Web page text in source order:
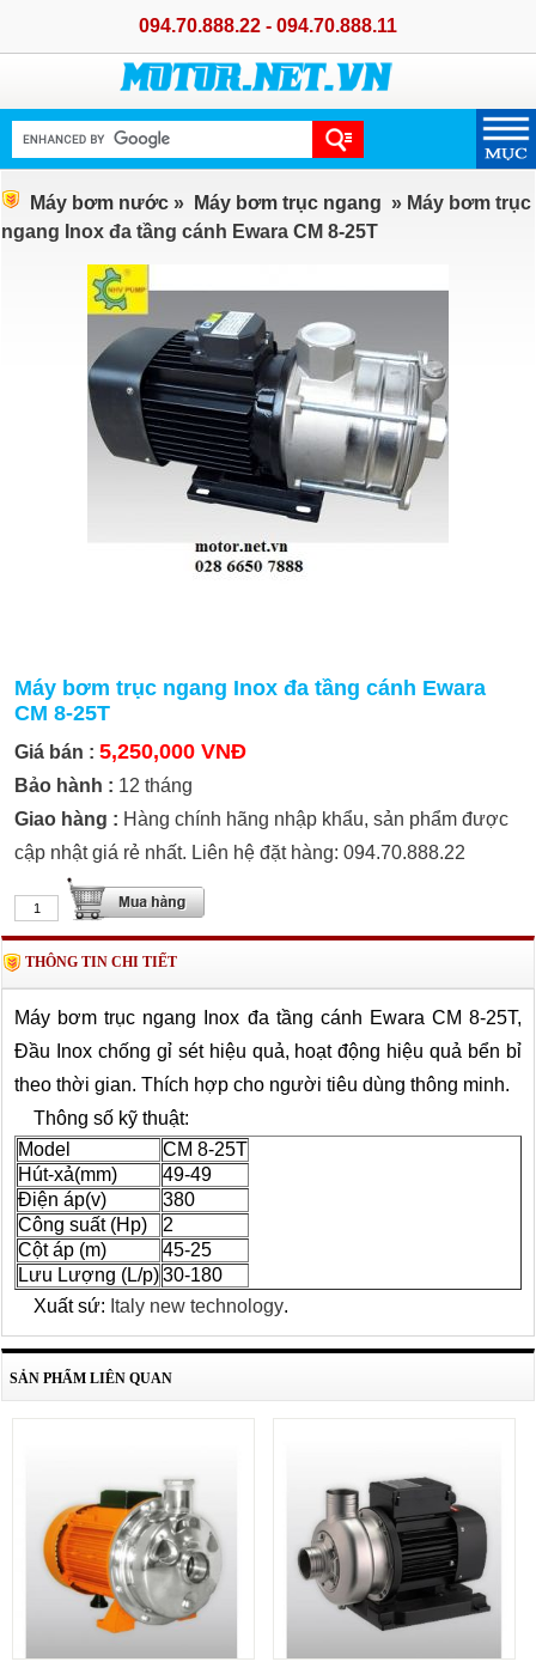
094.70.888.22 - 094.70.888.11
Máy bơm nước » Máy bơm trục ngang » Máy bơm trục
ngang Inox đa tầng cánh Ewara CM 8-25T
Máy bơm trục ngang Inox đa tầng cánh Ewara
CM 8-25T
Giá bán : 5,250,000 VNĐ
Bảo hành : 12 tháng
Giao hàng : Hàng chính hãng nhập khẩu, sản phẩm được
cập nhật giá rẻ nhất. Liên hệ đặt hàng: 094.70.888.22
THÔNG TIN CHI TIẾT
Máy bơm trục ngang Inox đa tầng cánh Ewara CM 8-25T,
Đầu Inoxchống gỉ sét hiệu quả, hoạt động hiệu quả bển bỉ
theo thời gian. Thích hợp cho người tiêu dùng thông minh.
Thông số kỹ thuật:
Model
CM 8-25T
Hút-xả(mm)
49-49
Điện áp(v)
380
Công suất (Hp)
2
Cột áp (m)
45-25
Lưu Lượng (L/p)30-180
Xuất sứ: Italy new technology.
SẢN PHẨM LIÊN QUAN